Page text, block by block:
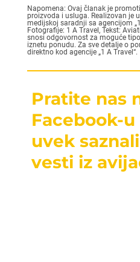
Napomena: Ovaj članak je
proizvoda i usluga. Realizovan je
medijskoj saradnji sa agencijom
Fotografije: 1 A Travel, Tekst:
snosi odgovornost za moguće
iznetu ponudu. Za sve detalje o
direktno kod agencije „1 A Travel“.
Pratite nas
Facebook-
uvek
vesti iz